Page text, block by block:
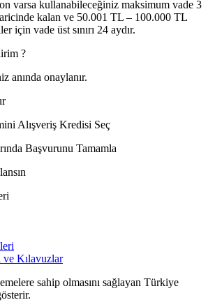
varsa kullanabileceğiniz maksimum vade 3
kalan ve 50.001 TL – 100.000 TL
için vade üst sınırı 24 aydır.
?
anında onaylanır.
Alışveriş Kredisi Seç
Başvurunu Tamamla
ve Kılavuzlar
sahip olmasını sağlayan Türkiye